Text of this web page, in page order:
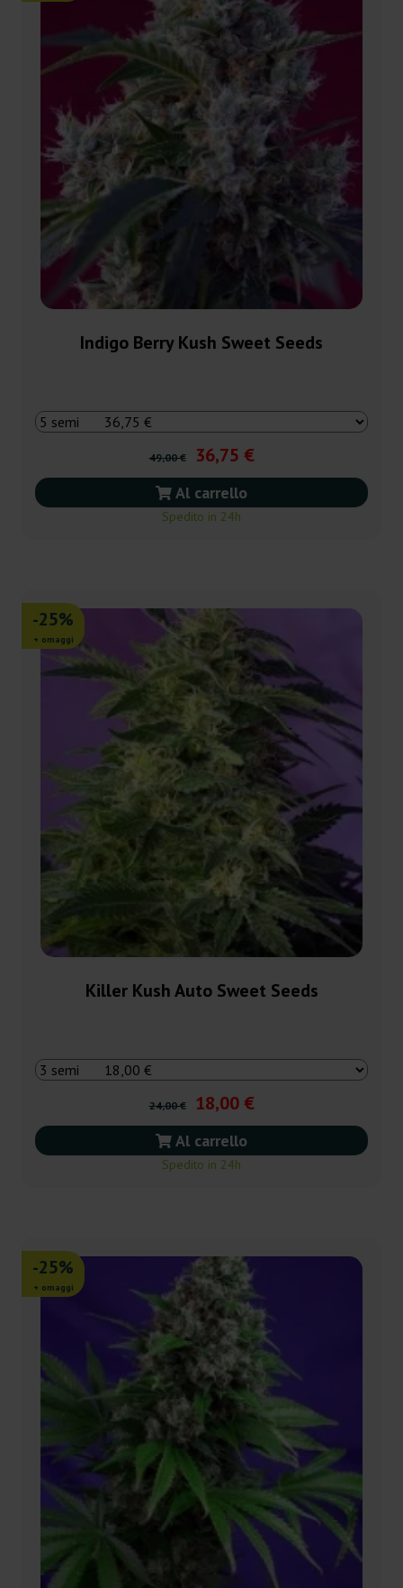
Indigo Berry Kush Sweet Seeds
49,00 € 36,75 €
Al carrello
Spedito in 24h
-25%
+ omaggi
Killer Kush Auto Sweet Seeds
24,00 € 18,00 €
Al carrello
Spedito in 24h
-25%
+ omaggi